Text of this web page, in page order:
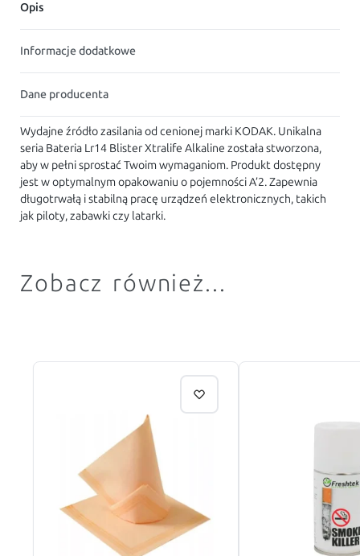
Opis
Informacje dodatkowe
Dane producenta
Wydajne źródło zasilania od cenionej marki KODAK. Unikalna
seria Bateria Lr14 Blister Xtralife Alkaline została stworzona,
aby w pełni sprostać Twoim wymaganiom. Produkt dostępny
jest w optymalnym opakowaniu o pojemności A’2. Zapewnia
długotrwałą i stabilną pracę urządzeń elektronicznych, takich
jak piloty, zabawki czy latarki.
Zobacz również...